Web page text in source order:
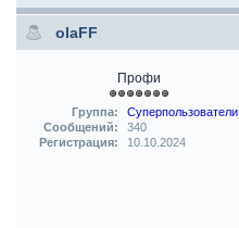
olaFF
Профи
Группа:
Суперпользователи
Сообщений:
340
Регистрация:
10.10.2024